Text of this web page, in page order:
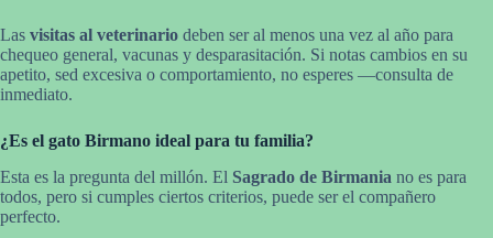
Las visitas al veterinario deben ser al menos una vez al año para
chequeo general, vacunas y desparasitación. Si notas cambios en su
apetito, sed excesiva o comportamiento, no esperes —consulta de
inmediato.
¿Es el gato Birmano ideal para tu familia?
Esta es la pregunta del millón. El Sagrado de Birmania no es para
todos, pero si cumples ciertos criterios, puede ser el compañero
perfecto.